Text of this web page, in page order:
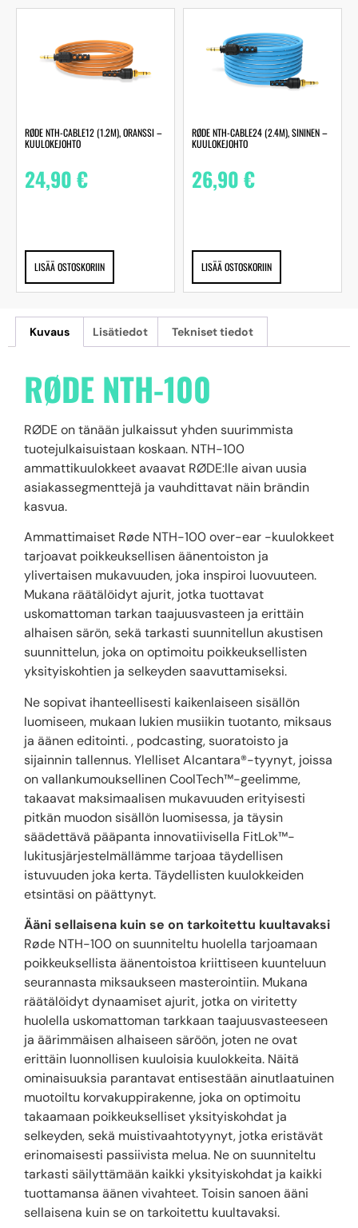
RØDE NTH-CABLE12 (1.2M), ORANSSI –
KUULOKEJOHTO
24,90€
LISÄÄ OSTOSKORIIN
RØDE NTH-CABLE24 (2.4M), SININEN –
KUULOKEJOHTO
26,90€
LISÄÄ OSTOSKORIIN
Kuvaus Lisätiedot Tekniset tiedot
RØDE NTH-100
RØDE on tänään julkaissut yhden suurimmista
tuotejulkaisuistaan koskaan. NTH-100
ammattikuulokkeet avaavat RØDE:lle aivan uusia
asiakassegmenttejä ja vauhdittavat näin brändin
kasvua.
Ammattimaiset Røde NTH-100 over-ear -kuulokkeet
tarjoavat poikkeuksellisen äänentoiston ja
ylivertaisen mukavuuden, joka inspiroi luovuuteen.
Mukana räätälöidyt ajurit, jotka tuottavat
uskomattoman tarkan taajuusvasteen ja erittäin
alhaisen särön, sekä tarkasti suunnitellun akustisen
suunnittelun, joka on optimoitu poikkeuksellisten
yksityiskohtien ja selkeyden saavuttamiseksi.
Ne sopivat ihanteellisesti kaikenlaiseen sisällön
luomiseen, mukaan lukien musiikin tuotanto, miksaus
ja äänen editointi. , podcasting, suoratoisto ja
sijainnin tallennus. Ylelliset Alcantara®-tyynyt, joissa
on vallankumouksellinen CoolTech™-geelimme,
takaavat maksimaalisen mukavuuden erityisesti
pitkän muodon sisällön luomisessa, ja täysin
säädettävä pääpanta innovatiivisella FitLok™-
lukitusjärjestelmällämme tarjoaa täydellisen
istuvuuden joka kerta. Täydellisten kuulokkeiden
etsintäsi on päättynyt.
Ääni sellaisena kuin se on tarkoitettu kuultavaksi
Røde NTH-100 on suunniteltu huolella tarjoamaan
poikkeuksellista äänentoistoa kriittiseen kuunteluun
seurannasta miksaukseen masterointiin. Mukana
räätälöidyt dynaamiset ajurit, jotka on viritetty
huolella uskomattoman tarkkaan taajuusvasteeseen
ja äärimmäisen alhaiseen säröön, joten ne ovat
erittäin luonnollisen kuuloisia kuulokkeita. Näitä
ominaisuuksia parantavat entisestään ainutlaatuinen
muotoiltu korvakuppirakenne, joka on optimoitu
takaamaan poikkeukselliset yksityiskohdat ja
selkeyden, sekä muistivaahtotyynyt, jotka eristävät
erinomaisesti passiivista melua. Ne on suunniteltu
tarkasti säilyttämään kaikki yksityiskohdat ja kaikki
tuottamansa äänen vivahteet. Toisin sanoen ääni
sellaisena kuin se on tarkoitettu kuultavaksi.